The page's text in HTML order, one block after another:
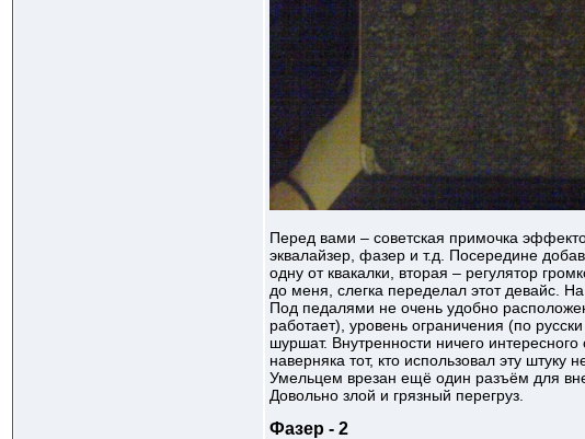
Перед вами – советская примочка
эквалайзер, фазер и т.д. Посередине
одну от квакалки, вторая – регулятор
до меня, слегка переделал этот девайс.
Под педалями не очень удобно
работает), уровень ограничения (по
шуршат. Внутренности ничего
наверняка тот, кто использовал эту
Умельцем врезан ещё один разъём для
Довольно злой и грязный перегруз.
Фазер - 2